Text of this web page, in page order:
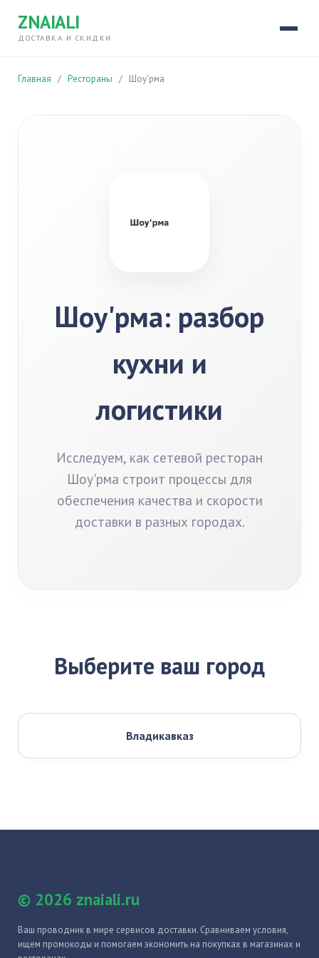
ZNAIALI
ДОСТАВКА И СКИДКИ
Главная / Рестораны / Шоу'рма
Шоу'рма: разбор
кухни и
логистики
Исследуем, как сетевой ресторан
Шоу'рма строит процессы для
обеспечения качества и скорости
доставки в разных городах.
Выберите ваш город
Владикавказ
© 2026 znaiali.ru
Ваш проводник в мире сервисов доставки. Сравниваем условия,
ищем промокоды и помогаем экономить на покупках в магазинах и